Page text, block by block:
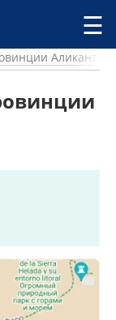
☰
Аликанте